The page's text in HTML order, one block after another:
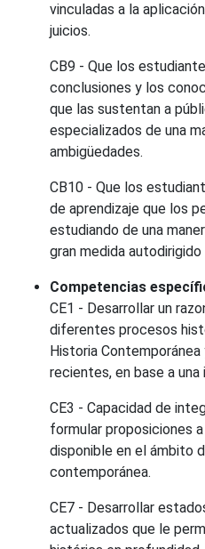
vinculadas a la
juicios.
CB9 - Que los
conclusiones y los
que las sustentan a
especializados de una
ambigüedades.
CB10 - Que los
de aprendizaje que los
estudiando de una
gran medida
Competencias
CE1 - Desarrollar un
diferentes procesos
Historia
recientes, en base a una
CE3 - Capacidad de
formular proposiciones
disponible en el ámbito
contemporánea.
CE7 - Desarrollar
actualizados que le